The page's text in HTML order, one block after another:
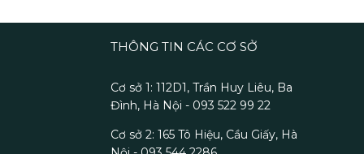
THÔNG TIN CÁC CƠ SỞ
Cơ sở 1: 112D1, Trần Huy Liêu, Ba
Đình, Hà Nội - 093 522 99 22
Cơ sở 2: 165 Tô Hiệu, Cầu Giấy, Hà